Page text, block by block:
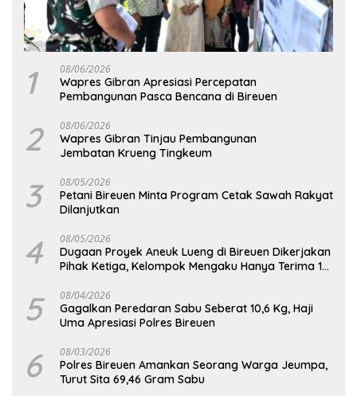
1 08/06/2026
Wapres Gibran Apresiasi Percepatan
Pembangunan Pasca Bencana di Bireuen
2 08/06/2026
Wapres Gibran Tinjau Pembangunan
Jembatan Krueng Tingkeum
3 08/05/2026
Petani Bireuen Minta Program Cetak Sawah Rakyat
Dilanjutkan
4 08/05/2026
Dugaan Proyek Aneuk Lueng di Bireuen Dikerjakan
Pihak Ketiga, Kelompok Mengaku Hanya Terima 10
5 08/04/2026
Gagalkan Peredaran Sabu Seberat 10,6 Kg, Haji
Uma Apresiasi Polres Bireuen
6 08/03/2026
Polres Bireuen Amankan Seorang Warga Jeumpa,
Turut Sita 69,46 Gram Sabu